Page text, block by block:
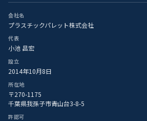
会社名
プラスチックパレット株式会社
代表
小池 昌宏
設立
2014年10月8日
所在地
〒270-1175
千葉県我孫子市青山台3-8-5
許認可